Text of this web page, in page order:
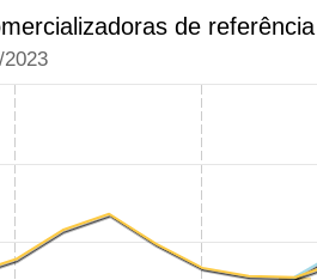
de referência